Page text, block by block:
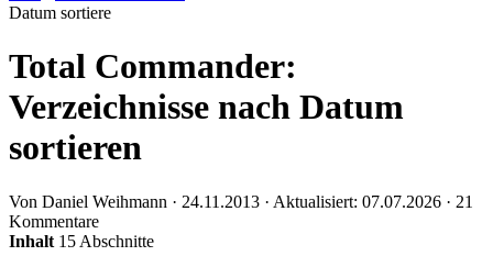
Datum sortiere
Total Commander:
Verzeichnisse nach Datum
sortieren
Von Daniel Weihmann · 24.11.2013 · Aktualisiert: 07.07.2026 · 21
Kommentare
Inhalt 15 Abschnitte